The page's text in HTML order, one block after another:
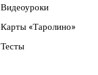
Видеоуроки
Карты «Таролино»
Тесты